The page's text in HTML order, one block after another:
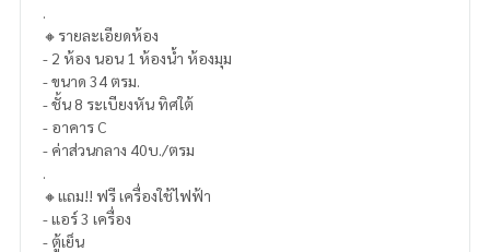
.
🔸รายละเอียดห้อง
- 2 ห้อง นอน 1 ห้องน้ำ ห้องมุม
- ขนาด 34 ตรม.
- ชั้น 8 ระเบียงหัน ทิศใต้
- อาคาร C
- ค่าส่วนกลาง 40บ./ตรม
.
🔸แถม!! ฟรี เครื่องใช้ไฟฟ้า
- แอร์ 3 เครื่อง
- ตู้เย็น